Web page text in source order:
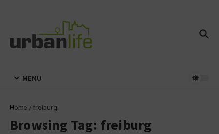
MENU
Home / freiburg
Browsing Tag: freiburg